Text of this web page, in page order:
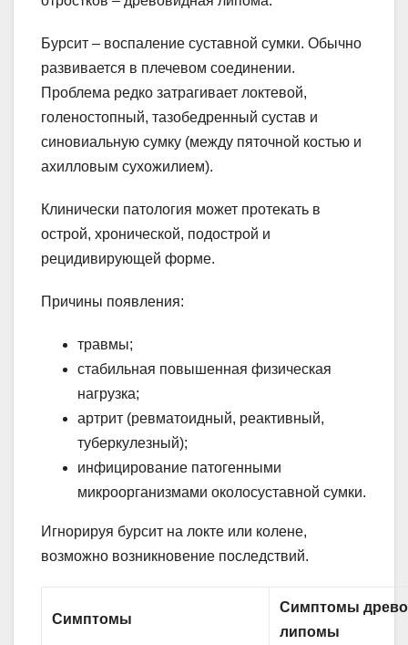
Бурсит – воспаление суставной сумки. Обычно
развивается в плечевом соединении.
Проблема редко затрагивает локтевой,
голеностопный, тазобедренный сустав и
синовиальную сумку (между пяточной костью и
ахилловым сухожилием).
Клинически патология может протекать в
острой, хронической, подострой и
рецидивирующей форме.
Причины появления:
травмы;
стабильная повышенная физическая
нагрузка;
артрит (ревматоидный, реактивный,
туберкулезный);
инфицирование патогенными
микроорганизмами околосуставной сумки.
Игнорируя бурсит на локте или колене,
возможно возникновение последствий.
Симптомы
Симптомы
липомы